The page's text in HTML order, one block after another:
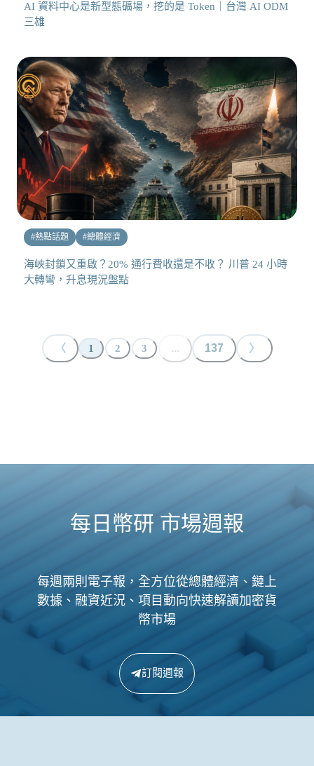
AI 資料中心是新型態礦場，挖的是 Token｜台灣 AI ODM
三雄
#熱點話題 #總體經濟
海峽封鎖又重啟？20% 通行費收還是不收？ 川普 24 小時
大轉彎，升息現況盤點
〈 1 2 3 ... 137 〉
每日幣研 市場週報
每週兩則電子報，全方位從總體經濟、鏈上
數據、融資近況、項目動向快速解讀加密貨
幣市場
訂閱週報